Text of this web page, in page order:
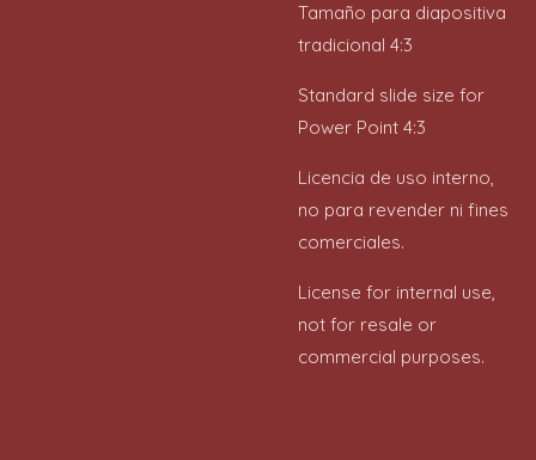
Tamaño para diapositiva
tradicional 4:3
Standard slide size for
Power Point 4:3
Licencia de uso interno,
no para revender ni fines
comerciales.
License for internal use,
not for resale or
commercial purposes.